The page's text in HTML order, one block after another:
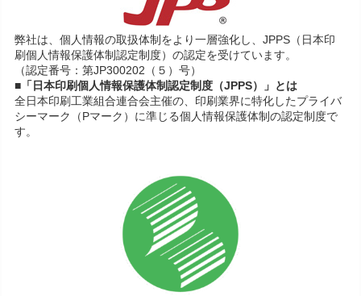
弊社は、個人情報の取扱体制をより一層強化し、JPPS（日本印
刷個人情報保護体制認定制度）の認定を受けています。
（認定番号：第JP300202（５）号）
■「日本印刷個人情報保護体制認定制度（JPPS）」とは
全日本印刷工業組合連合会主催の、印刷業界に特化したプライバ
シーマーク（Pマーク）に準じる個人情報保護体制の認定制度で
す。